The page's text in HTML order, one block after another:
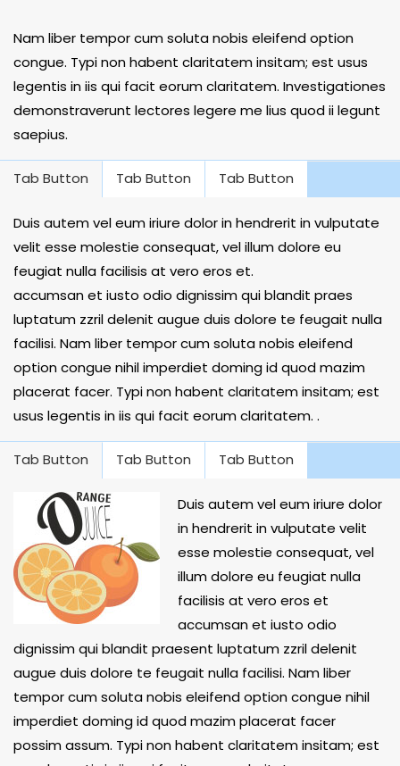
Nam liber tempor cum soluta nobis eleifend option
congue. Typi non habent claritatem insitam; est usus
legentis in iis qui facit eorum claritatem. Investigationes
demonstraverunt lectores legere me lius quod ii legunt
saepius.
Tab Button Tab Button Tab Button
Duis autem vel eum iriure dolor in hendrerit in vulputate
velit esse molestie consequat, vel illum dolore eu
feugiat nulla facilisis at vero eros et.
accumsan et iusto odio dignissim qui blandit praes
luptatum zzril delenit augue duis dolore te feugait nulla
facilisi. Nam liber tempor cum soluta nobis eleifend
option congue nihil imperdiet doming id quod mazim
placerat facer. Typi non habent claritatem insitam; est
usus legentis in iis qui facit eorum claritatem. .
Tab Button Tab Button Tab Button
Duis autem vel eum iriure dolor
in hendrerit in vulputate velit
esse molestie consequat, vel
illum dolore eu feugiat nulla
facilisis at vero eros et
accumsan et iusto odio
dignissim qui blandit praesent luptatum zzril delenit
augue duis dolore te feugait nulla facilisi. Nam liber
tempor cum soluta nobis eleifend option congue nihil
imperdiet doming id quod mazim placerat facer
possim assum. Typi non habent claritatem insitam; est